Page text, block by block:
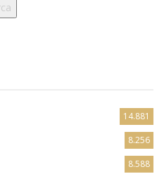
14.881
8.256
8.588